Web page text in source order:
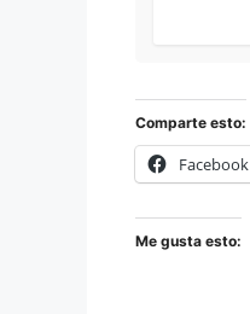
Comparte esto:
Facebook
Me gusta esto: